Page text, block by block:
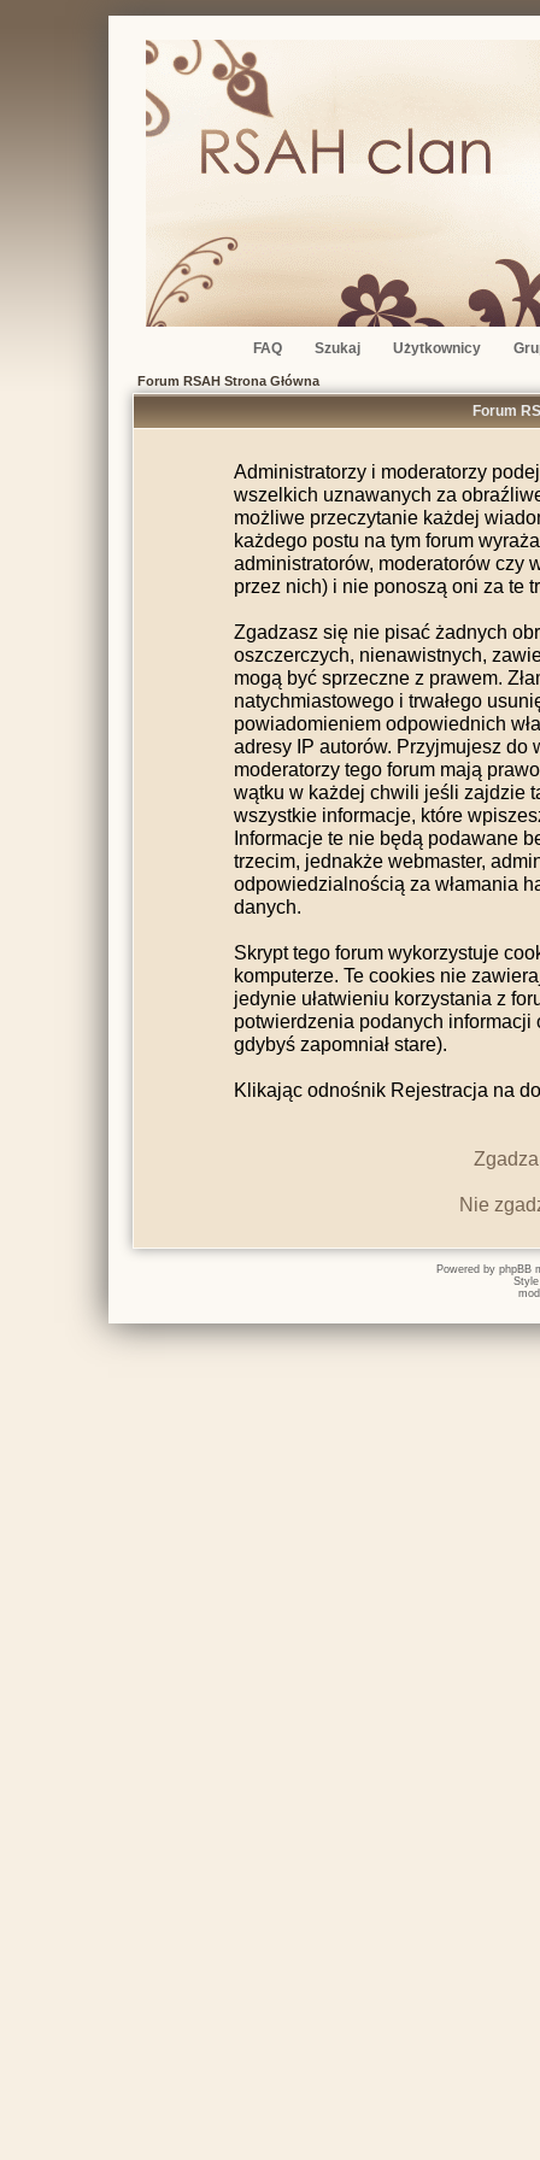
FAQ Szukaj Użytkownicy
Forum RSAH Strona Główna
Forum
Administratorzy i moderatorzy
wszelkich uznawanych za
możliwe przeczytanie każdej
każdego postu na tym forum
administratorów, moderatorów czy
przez nich) i nie ponoszą oni za te
Zgadzasz się nie pisać żadnych
oszczerczych, nienawistnych,
mogą być sprzeczne z prawem.
natychmiastowego i trwałego
powiadomieniem odpowiednich
adresy IP autorów. Przyjmujesz do
moderatorzy tego forum mają
wątku w każdej chwili jeśli zajdzie
wszystkie informacje, które
Informacje te nie będą podawane
trzecim, jednakże webmaster,
odpowiedzialnością za włamania
danych.
Skrypt tego forum wykorzystuje
komputerze. Te cookies nie
jedynie ułatwieniu korzystania z
potwierdzenia podanych informacji
gdybyś zapomniał stare).
Klikając odnośnik Rejestracja na
Nie
Powered by phpBB